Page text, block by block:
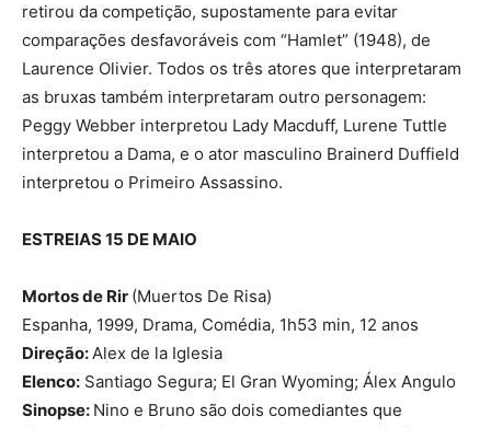
retirou da competição, supostamente para evitar
comparações desfavoráveis ​​com “Hamlet” (1948), de
Laurence Olivier. Todos os três atores que interpretaram
as bruxas também interpretaram outro personagem:
Peggy Webber interpretou Lady Macduff, Lurene Tuttle
interpretou a Dama, e o ator masculino Brainerd Duffield
interpretou o Primeiro Assassino.
ESTREIAS 15 DE MAIO
Mortos de Rir (Muertos De Risa)
Espanha, 1999, Drama, Comédia, 1h53 min, 12 anos
Direção: Alex de la Iglesia
Elenco: Santiago Segura; El Gran Wyoming; Álex Angulo
Sinopse: Nino e Bruno são dois comediantes que